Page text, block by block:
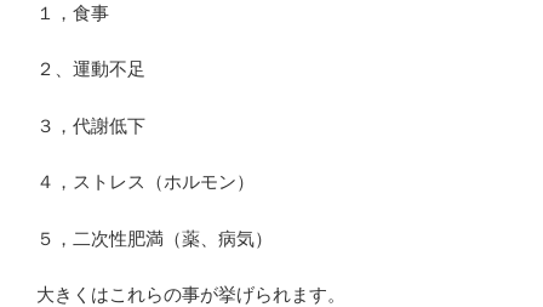
１，食事
２、運動不足
３，代謝低下
４，ストレス（ホルモン）
５，二次性肥満（薬、病気）
大きくはこれらの事が挙げられます。